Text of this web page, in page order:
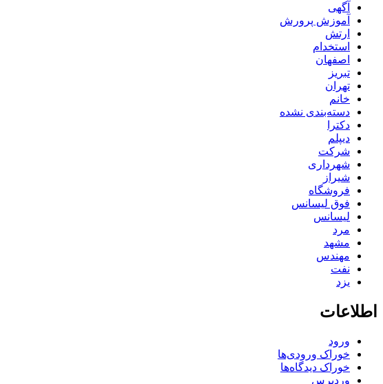
آگهی
آموزش پرورش
ارتش
استخدام
اصفهان
تبریز
تهران
خانم
دسته‌بندی نشده
دکترا
دیپلم
شرکت
شهرداری
شیراز
فروشگاه
فوق لیسانس
لیسانس
مرد
مشهد
مهندس
نفت
یزد
اطلاعات
ورود
خوراک ورودی‌ها
خوراک دیدگاه‌ها
وردپرس